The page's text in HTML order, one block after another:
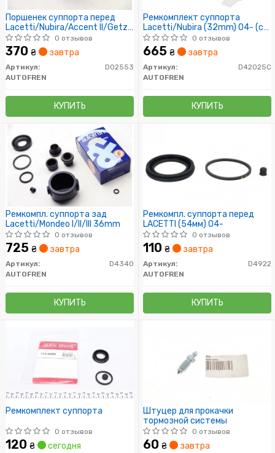
Поршенек суппорта перед
Lacetti/Nubira/Accent II/Getz
54x48,5
0 отзывов
370 ₴ завтра
Артикул:
D02553
AUTOFREN
КУПИТЬ
Ремкомплект суппорта
Lacetti/Nubira (32mm) 04- (с
поршнем)
0 отзывов
665 ₴ завтра
Артикул:
D42025C
AUTOFREN
КУПИТЬ
Ремкомпл. суппорта зад
Lacetti/Mondeo I/II/III 36mm
0 отзывов
725 ₴ завтра
Артикул:
D4340
AUTOFREN
КУПИТЬ
Ремкомпл. суппорта перед
LACETTI (54мм) 04-
0 отзывов
110 ₴ завтра
Артикул:
D4922
AUTOFREN
КУПИТЬ
Ремкомплект суппорта
0 отзывов
120 ₴ сегодня
Штуцер для прокачки
тормозной системы
0 отзывов
60 ₴ завтра